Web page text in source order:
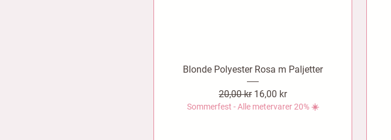
Blonde Polyester Rosa m Paljetter
Vanlig pris
20,00 kr Salgspris
16,00 kr
Sommerfest - Alle metervarer 20% ☀️